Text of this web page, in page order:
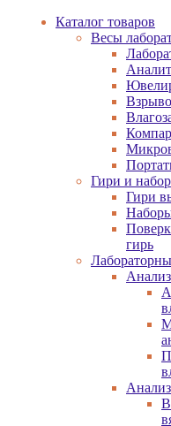
Каталог товаров
Весы
Гири и
Гири
гирь